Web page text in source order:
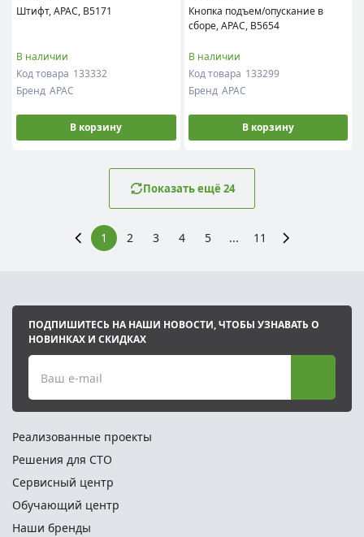
Штифт, APAC, B5171
В наличии
Код товара 133332
Бренд APAC
В корзину
Кнопка подъем/опускание в
сборе, APAC, B5654
В наличии
Код товара 133299
Бренд APAC
В корзину
Показать ещё 24
1 2 3 4 5 ... 11
ПОДПИШИТЕСЬ НА НАШИ НОВОСТИ, ЧТОБЫ УЗНАВАТЬ О
НОВИНКАХ И СКИДКАХ
Ваш e-mail
Реализованные проекты
Решения для СТО
Сервисный центр
Обучающий центр
Наши бренды